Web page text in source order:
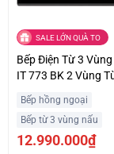
SALE LỚN QUÀ TO
Bếp Điện Từ 3
IT 773 BK 2 Vùng
Điện Giá Ưu Đãi
Bếp hồng ngoại
Bếp từ 3 vùng nấu
12.990.000₫